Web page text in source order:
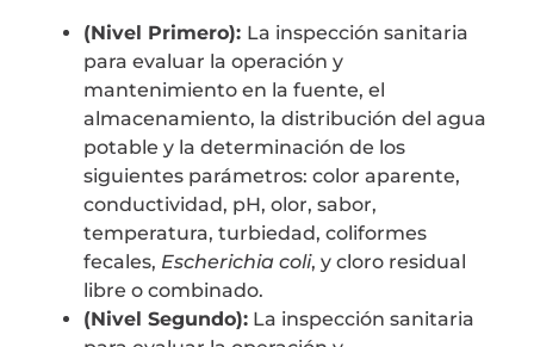
(Nivel Primero): La inspección sanitaria
para evaluar la operación y
mantenimiento en la fuente, el
almacenamiento, la distribución del agua
potable y la determinación de los
siguientes parámetros: color aparente,
conductividad, pH, olor, sabor,
temperatura, turbiedad, coliformes
fecales, Escherichia coli, y cloro residual
libre o combinado.
(Nivel Segundo): La inspección sanitaria